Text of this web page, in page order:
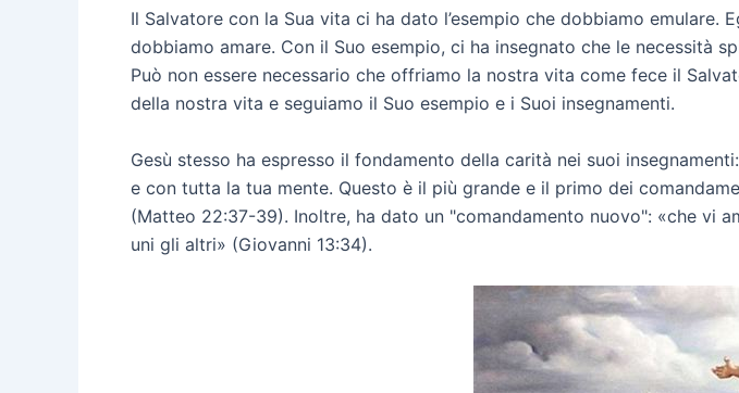
Il Salvatore con la Sua vita ci ha dato l’esempio che dobbiamo
dobbiamo amare. Con il Suo esempio, ci ha insegnato che le necessità
Può non essere necessario che offriamo la nostra vita come fece il
della nostra vita e seguiamo il Suo esempio e i Suoi insegnamenti.
Gesù stesso ha espresso il fondamento della carità nei suoi
e con tutta la tua mente. Questo è il più grande e il primo dei
(Matteo 22:37-39). Inoltre, ha dato un "comandamento nuovo": «che vi
uni gli altri» (Giovanni 13:34).